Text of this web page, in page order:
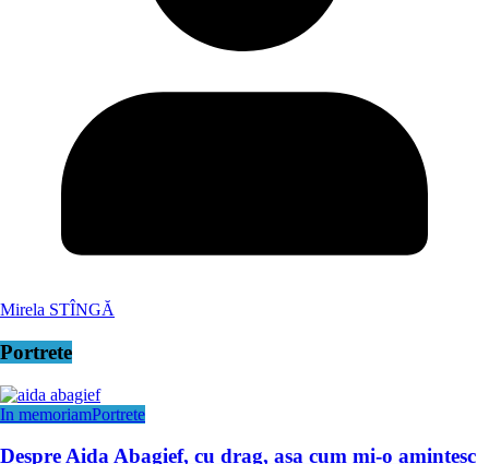
Mirela STÎNGĂ
Portrete
In memoriamPortrete
Despre Aida Abagief, cu drag, așa cum mi-o amintesc